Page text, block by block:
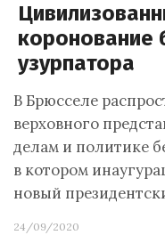
коронование
узурпатора
В Брюсселе
верховного
делам и политике
в котором
новый
24/09/2020